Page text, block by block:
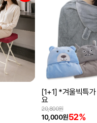
[1+1] *겨울빅특
요
10,000원52%
20,800원